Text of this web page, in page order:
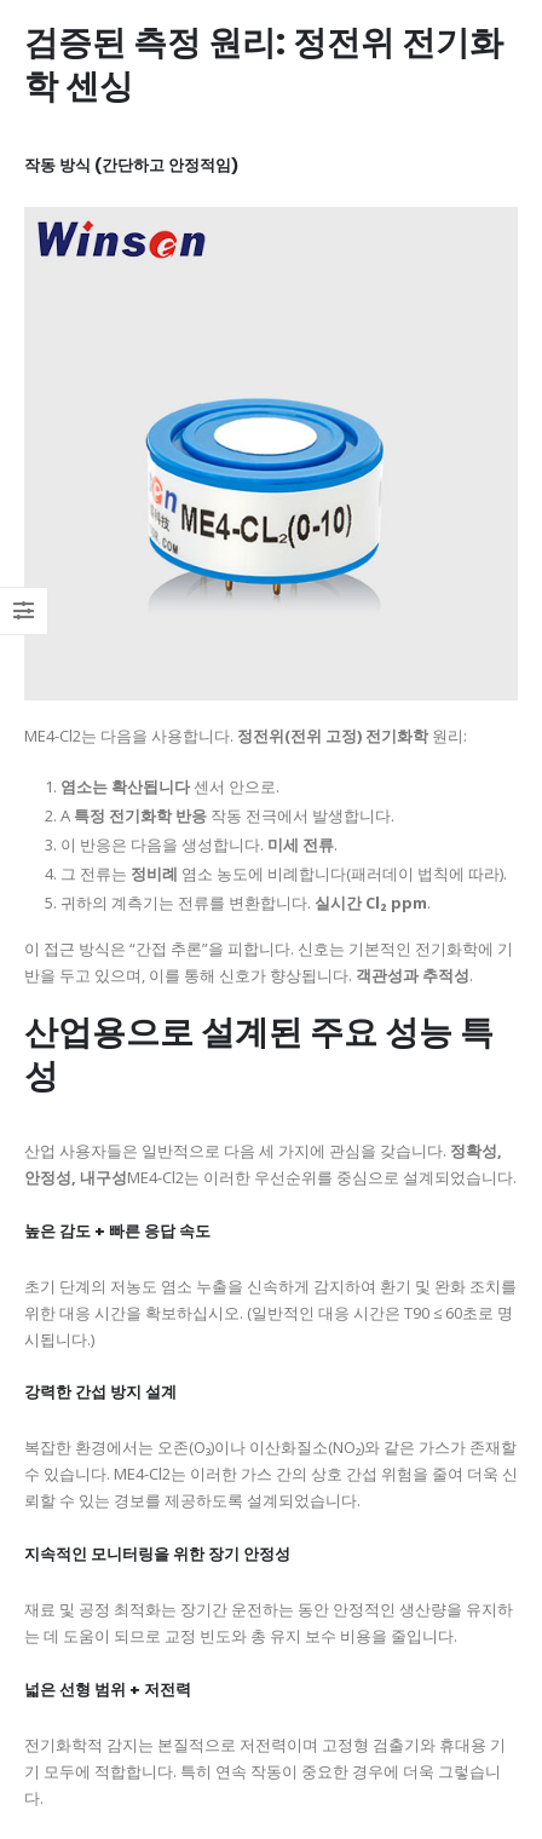
검증된 측정 원리: 정전위 전기화
학 센싱
작동 방식 (간단하고 안정적임)
ME4-Cl2는 다음을 사용합니다. 정전위(전위 고정) 전기화학원리:
염소는 확산됩니다센서 안으로.
A 특정 전기화학 반응작동 전극에서 발생합니다.
이 반응은 다음을 생성합니다. 미세 전류.
그 전류는 정비례 염소 농도에 비례합니다(패러데이 법칙에 따라).
귀하의 계측기는 전류를 변환합니다. 실시간 Cl₂ ppm.
이 접근 방식은 “간접 추론”을 피합니다. 신호는 기본적인 전기화학에 기
반을 두고 있으며, 이를 통해 신호가 향상됩니다. 객관성과 추적성.
산업용으로 설계된 주요 성능 특
성
산업 사용자들은 일반적으로 다음 세 가지에 관심을 갖습니다. 정확성,
안정성, 내구성ME4-Cl2는 이러한 우선순위를 중심으로 설계되었습니다.
높은 감도 + 빠른 응답 속도
초기 단계의 저농도 염소 누출을 신속하게 감지하여 환기 및 완화 조치를
위한 대응 시간을 확보하십시오. (일반적인 대응 시간은 T90 ≤ 60초로 명
시됩니다.)
강력한 간섭 방지 설계
복잡한 환경에서는 오존(O₃)이나 이산화질소(NO₂)와 같은 가스가 존재할
수 있습니다. ME4-Cl2는 이러한 가스 간의 상호 간섭 위험을 줄여 더욱 신
뢰할 수 있는 경보를 제공하도록 설계되었습니다.
지속적인 모니터링을 위한 장기 안정성
재료 및 공정 최적화는 장기간 운전하는 동안 안정적인 생산량을 유지하
는 데 도움이 되므로 교정 빈도와 총 유지 보수 비용을 줄입니다.
넓은 선형 범위 + 저전력
전기화학적 감지는 본질적으로 저전력이며 고정형 검출기와 휴대용 기
기 모두에 적합합니다. 특히 연속 작동이 중요한 경우에 더욱 그렇습니
다.